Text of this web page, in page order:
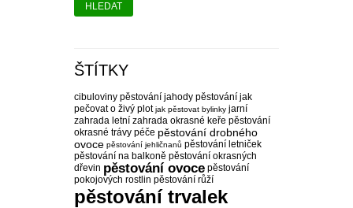
HLEDAT
ŠTÍTKY
cibuloviny pěstování jahody pěstování jak
pečovat o živý plot jak pěstovat bylinky jarní
zahrada letní zahrada okrasné keře pěstování
okrasné trávy péče pěstování drobného
ovoce pěstování jehličnanů pěstování letniček
pěstování na balkoně pěstování okrasných
dřevin pěstování ovoce pěstování
pokojových rostlin pěstování růží
pěstování trvalek